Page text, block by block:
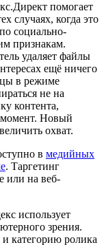
помогает
случаях, когда это
социально-
признакам.
удаляет файлы
ещё ничего
в режиме
не на
контента,
момент. Новый
охват.
в медийных
. Таргетинг
или на веб-
использует
зрения.
категорию ролика